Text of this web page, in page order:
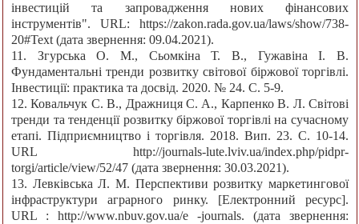
інвестицій та запровадження нових фінансових
інструментів". URL: https://zakon.rada.gov.ua/laws/show/738-
20#Text (дата звернення: 09.04.2021).
11. Згурська О. М., Сьомкіна Т. В., Гужавіна І. В.
Фундаментальні тренди розвитку світової біржової торгівлі.
Інвестиції: практика та досвід. 2020. № 24. С. 5-9.
12. Ковальчук С. В., Дражниця С. А., Карпенко В. Л. Світові
тренди та тенденції розвитку біржової торгівлі на сучасному
етапі. Підприємництво і торгівля. 2018. Вип. 23. С. 10-14.
URL http://journals-lute.lviv.ua/index.php/pidpr-
torgi/article/view/52/47 (дата звернення: 30.03.2021).
13. Левківська Л. М. Перспективи розвитку маркетингової
інфраструктури аграрного ринку. [Електронний ресурс].
URL : http://www.nbuv.gov.ua/e -journals. (дата звернення: